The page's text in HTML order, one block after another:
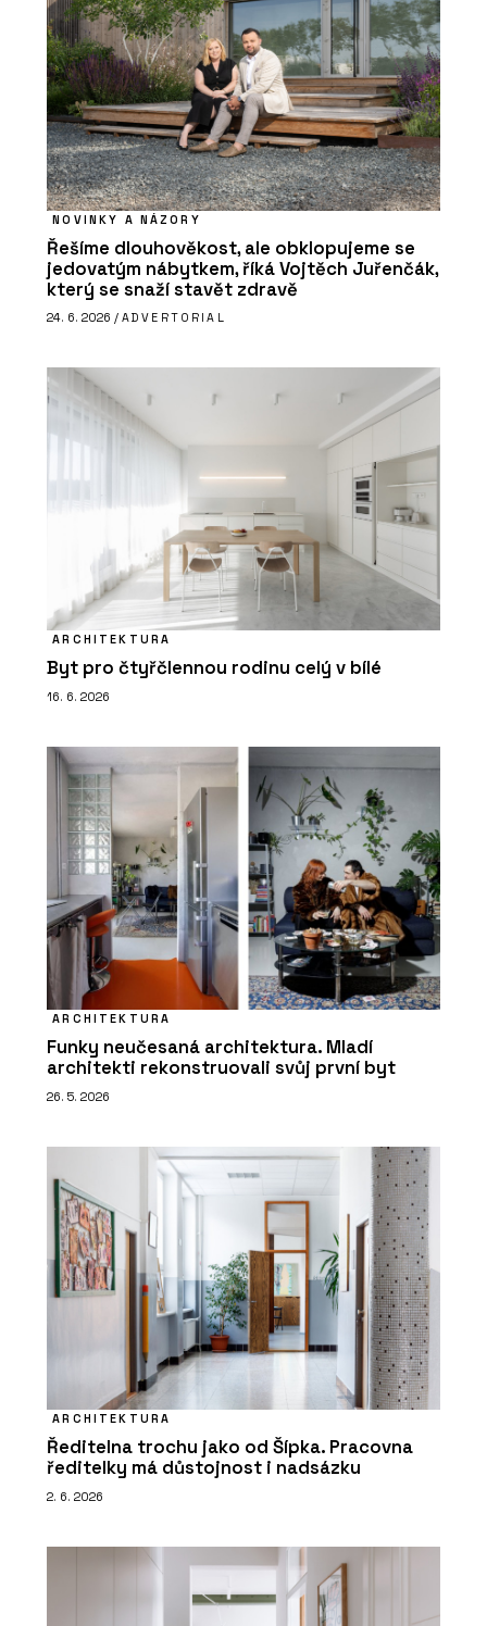
NOVINKY A NÁZORY
Řešíme dlouhověkost, ale obklopujeme se
jedovatým nábytkem, říká Vojtěch Juřenčák,
který se snaží stavět zdravě
24. 6. 2026 / ADVERTORIAL
ARCHITEKTURA
Byt pro čtyřčlennou rodinu celý v bílé
16. 6. 2026
ARCHITEKTURA
Funky neučesaná architektura. Mladí
architekti rekonstruovali svůj první byt
26. 5. 2026
ARCHITEKTURA
Ředitelna trochu jako od Šípka. Pracovna
ředitelky má důstojnost i nadsázku
2. 6. 2026